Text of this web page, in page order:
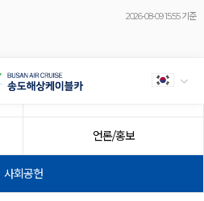
2026-08-09 15:55 기준
언론/홍보
사회공헌